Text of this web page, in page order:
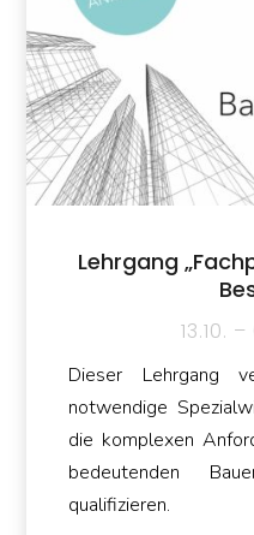
Lehrgang
13.10.
Dieser Lehrgang
notwendige
die komplexen
bedeutenden
qualifizieren.